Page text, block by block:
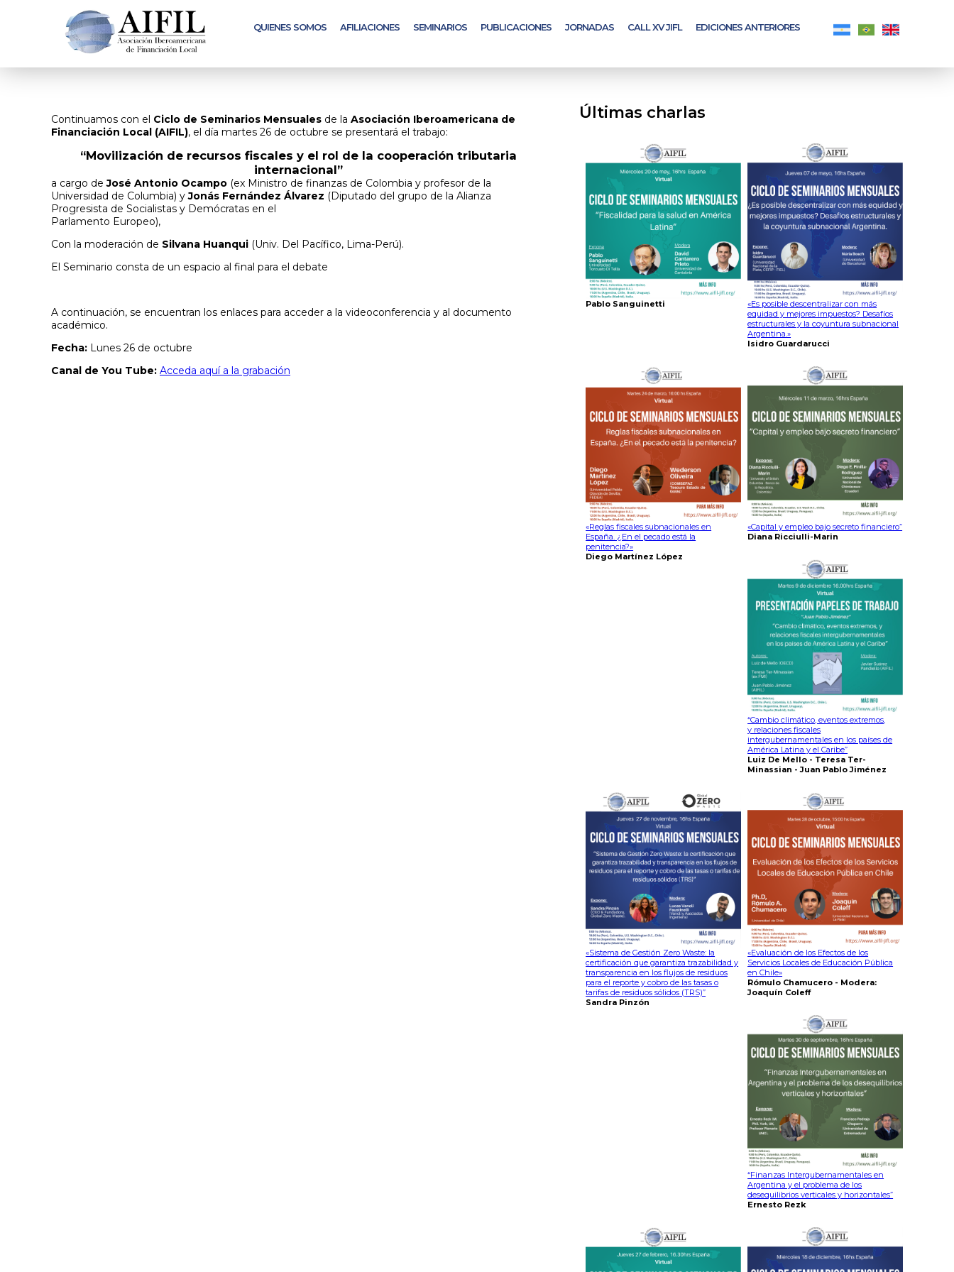
QUIENES SOMOS AFILIACIONES SEMINARIOS PUBLICACIONES JORNADAS CALL XV JIFL EDICIONES ANTERIORES
Últimas charlas
Pablo Sanguinetti
«Es posible descentralizar con más
equidad y mejores impuestos? Desafíos
estructurales y la coyuntura subnacional
Argentina.»
Isidro Guardarucci
«Reglas fiscales subnacionales en
España. ¿En el pecado está la
penitencia?»
Diego Martínez López
«Capital y empleo bajo secreto financiero”
Diana Ricciulli-Marin
“Cambio climático, eventos extremos,
y relaciones fiscales
intergubernamentales en los países de
América Latina y el Caribe”
Luiz De Mello - Teresa Ter-
Minassian - Juan Pablo Jiménez
«Sistema de Gestión Zero Waste: la
certificación que garantiza trazabilidad y
transparencia en los flujos de residuos
para el reporte y cobro de las tasas o
tarifas de residuos sólidos (TRS)”
Sandra Pinzón
«Evaluación de los Efectos de los
Servicios Locales de Educación Pública
en Chile»
Rómulo Chamucero - Modera:
Joaquín Coleff
“Finanzas Intergubernamentales en
Argentina y el problema de los
desequilibrios verticales y horizontales”
Ernesto Rezk
Continuamos con el Ciclo de Seminarios Mensuales de la Asociación Iberoamericana de
Financiación Local (AIFIL), el día martes 26 de octubre se presentará el trabajo:
“Movilización de recursos fiscales y el rol de la cooperación tributaria
internacional”
a cargo deJosé Antonio Ocampo (ex Ministro de finanzas de Colombia y profesor de la
Universidad de Columbia) yJonás Fernández Álvarez (Diputado del grupo de la Alianza
Progresista de Socialistas y Demócratas en el
Parlamento Europeo),
Con la moderación de Silvana Huanqui (Univ. Del Pacífico, Lima-Perú).
El Seminario consta de un espacio al final para el debate
A continuación, se encuentran los enlaces para acceder a la videoconferencia y al documento
académico.
Fecha: Lunes 26 de octubre
Canal de You Tube: Acceda aquí a la grabación